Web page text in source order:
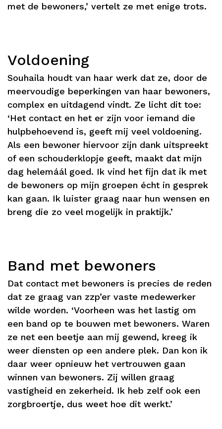
met de bewoners,’ vertelt ze met enige trots.
Voldoening
Souhaila houdt van haar werk dat ze, door de
meervoudige beperkingen van haar bewoners,
complex en uitdagend vindt. Ze licht dit toe:
‘Het contact en het er zijn voor iemand die
hulpbehoevend is, geeft mij veel voldoening.
Als een bewoner hiervoor zijn dank uitspreekt
of een schouderklopje geeft, maakt dat mijn
dag helemáál goed. Ik vind het fijn dat ik met
de bewoners op mijn groepen écht in gesprek
kan gaan. Ik luister graag naar hun wensen en
breng die zo veel mogelijk in praktijk.’
Band met bewoners
Dat contact met bewoners is precies de reden
dat ze graag van zzp’er vaste medewerker
wilde worden. ‘Voorheen was het lastig om
een band op te bouwen met bewoners. Waren
ze net een beetje aan mij gewend, kreeg ik
weer diensten op een andere plek. Dan kon ik
daar weer opnieuw het vertrouwen gaan
winnen van bewoners. Zij willen graag
vastigheid en zekerheid. Ik heb zelf ook een
zorgbroertje, dus weet hoe dit werkt.’